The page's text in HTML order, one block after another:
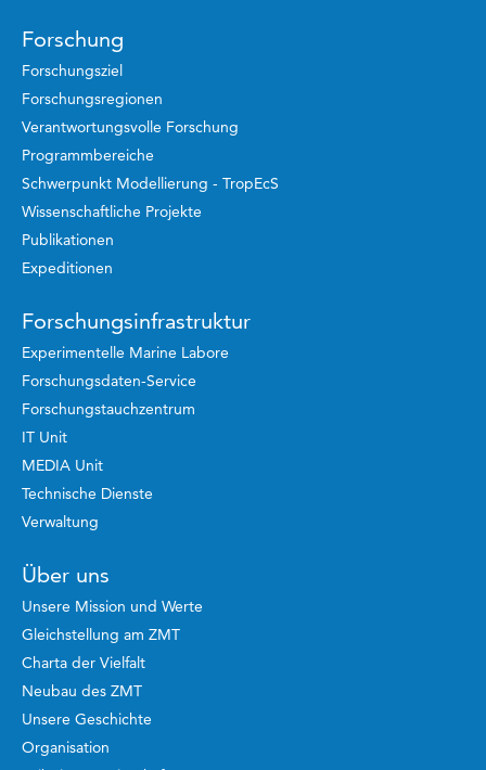
Forschung
Forschungsziel
Forschungsregionen
Verantwortungsvolle Forschung
Programmbereiche
Schwerpunkt Modellierung - TropEcS
Wissenschaftliche Projekte
Publikationen
Expeditionen
Forschungsinfrastruktur
Experimentelle Marine Labore
Forschungsdaten-Service
Forschungstauchzentrum
IT Unit
MEDIA Unit
Technische Dienste
Verwaltung
Über uns
Unsere Mission und Werte
Gleichstellung am ZMT
Charta der Vielfalt
Neubau des ZMT
Unsere Geschichte
Organisation